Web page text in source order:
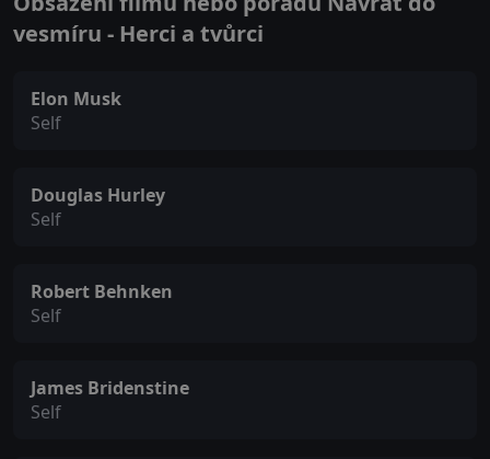
vesmíru - Herci a tvůrci
Elon Musk
Self
Douglas Hurley
Self
Robert Behnken
Self
James Bridenstine
Self